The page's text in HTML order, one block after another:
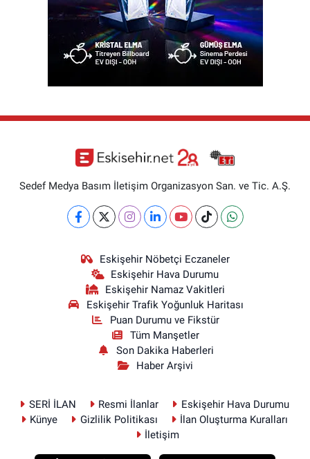
Sedef Medya Basım İletişim Organizasyon San. ve Tic. A.Ş.
Eskişehir Nöbetçi Eczaneler
Eskişehir Hava Durumu
Eskişehir Namaz Vakitleri
Eskişehir Trafik Yoğunluk Haritası
Puan Durumu ve Fikstür
Tüm Manşetler
Son Dakika Haberleri
Haber Arşivi
SERİ İLAN Resmi İlanlar
Eskişehir Hava Durumu
Künye
Gizlilik Politikası
İlan Oluşturma Kuralları
İletişim